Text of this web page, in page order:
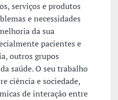
serviços e produtos
e necessidades
da sua
pacientes e
outros grupos
saúde. O seu trabalho
ciência e sociedade,
de interação entre